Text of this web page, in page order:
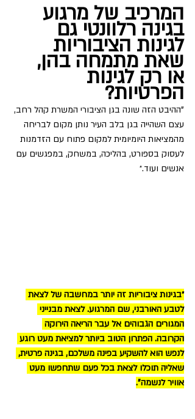
המרכיב של מרגוע
בגינה רלוונטי גם
לגינות הציבוריות
שאת מתמחה בהן,
או רק לגינות
הפרטיות?
"ההיבט הזה שונה בגן הציבורי המשרת קהל רחב,
עצם השהייה בגן בלב העיר נותן מקום לבריחה
מהמציאות היומיומית למקום פתוח עם הזדמנות
לעסוק בספורט, בהליכה, במשחק, במפגשים עם
אנשים ועוד.״
״בגינות ציבוריות זה יותר במחשבה של לצאת
לטבע האורבני, שם המרגוע. לצאת מבנייני
המגורים הגבוהים אל עבר הריאה הירוקה
הקרובה. הפתרון הטוב ביותר למציאת מעט רוגע
לנפש הוא להשקיע בפינה משלכם, בגינה פרטית,
שאליה תוכלו לצאת בכל פעם שתחפשו מעט
אוויר לנשמה".